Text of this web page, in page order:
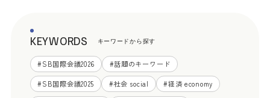
KEYWORDS キーワードから探す
#SB国際会議2026 #話題のキーワード
#SB国際会議2025 #社会 social #経済 economy